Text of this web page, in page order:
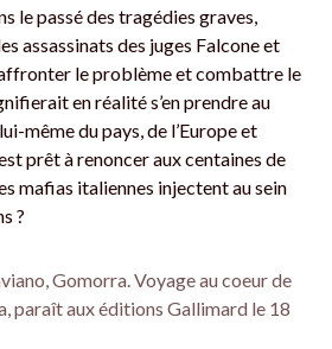
le passé des tragédies graves,
assassinats des juges Falcone et
le problème et combattre le
en réalité s’en prendre au
même du pays, de l’Europe et
prêt à renoncer aux centaines de
mafias italiennes injectent au sein
?
Gomorra. Voyage au coeur de
paraît aux éditions Gallimard le 18